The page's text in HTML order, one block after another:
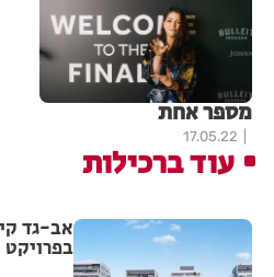
מספר אחת
17.05.22
עוד ברכילות
אב-גד